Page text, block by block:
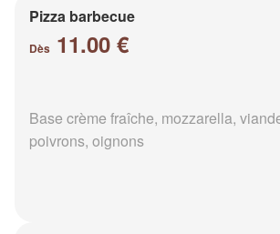
Pizza barbecue
Dès 11.00 €
Base crème fraîche, mozzarella,
poivrons, oignons